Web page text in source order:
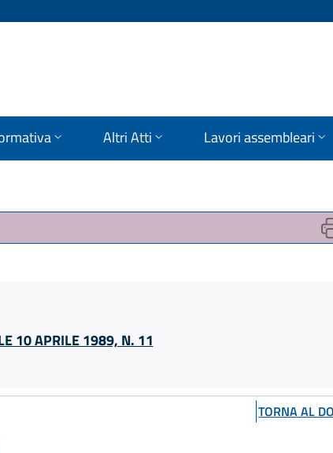
Altri Atti Lavori assembleari
10 APRILE 1989, N. 11
TORNA AL